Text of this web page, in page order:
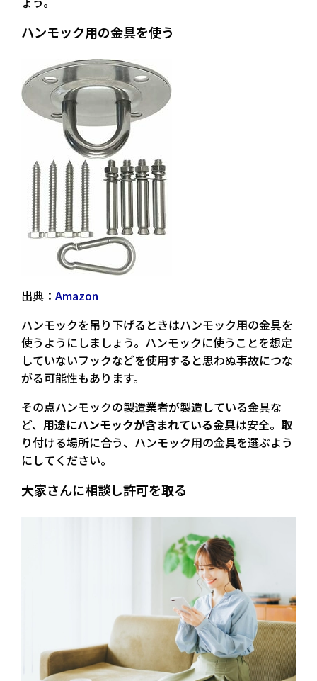
ハンモック用の金具を使う
出典： Amazon
ハンモックを吊り下げるときはハンモック用の金具を
使う ようにしましょう。ハンモックに使うことを想定
していないフックなどを使用すると思わぬ事故につな
がる可能性もあります。
その点ハンモックの製造業者が製造している金具な
ど、 用途にハンモックが含まれている金具は安全。取
り付ける場所に合う、ハンモック用の金具を選ぶよう
にしてください。
大家さんに相談し許可を取る